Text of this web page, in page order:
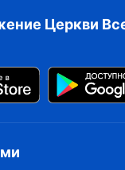
Церкви